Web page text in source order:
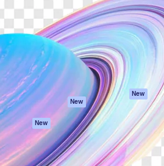
Assistente de IA
imagens
Gerador de vídeos
Texto para voz
Conteúdo de stock
MCP para
Claude/ChatGPT
New
Agentes New
API
App móvel
Documentação
Atendimento
Termos e
condições
Política de
privacidade
Originais
New
Política de cookies
Central de
confiabilidade
Afiliados